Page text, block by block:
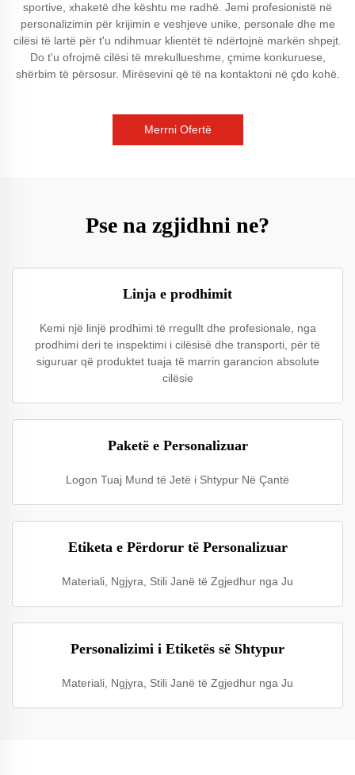
sportive, xhaketë dhe kështu me radhë. Jemi profesionistë në
personalizimin për krijimin e veshjeve unike, personale dhe me
cilësi të lartë për t'u ndihmuar klientët të ndërtojnë markën shpejt.
Do t'u ofrojmë cilësi të mrekullueshme, çmime konkuruese,
shërbim të përsosur. Mirësevini që të na kontaktoni në çdo kohë.
Merrni Ofertë
Pse na zgjidhni ne?
Linja e prodhimit
Kemi një linjë prodhimi të rregullt dhe profesionale, nga
prodhimi deri te inspektimi i cilësisë dhe transporti, për të
siguruar që produktet tuaja të marrin garancion absolute
cilësie
Paketë e Personalizuar
Logon Tuaj Mund të Jetë i Shtypur Në Çantë
Etiketa e Përdorur të Personalizuar
Materiali, Ngjyra, Stili Janë të Zgjedhur nga Ju
Personalizimi i Etiketës së Shtypur
Materiali, Ngjyra, Stili Janë të Zgjedhur nga Ju